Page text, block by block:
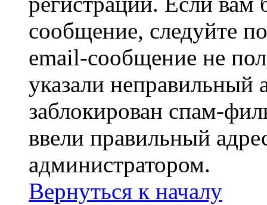
сообщение, следуйте
email-сообщение не
указали неправильный
заблокирован спам-
ввели правильный
администратором.
Вернуться к началу